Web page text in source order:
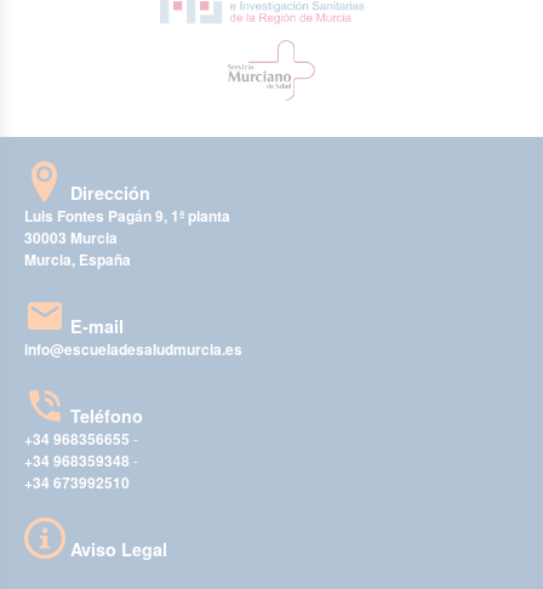
Dirección
Luis Fontes Pagán 9, 1ª planta
30003 Murcia
Murcia, España
E-mail
info@escueladesaludmurcia.es
Teléfono
+34 968356655 -
+34 968359348 -
+34 673992510
Aviso Legal